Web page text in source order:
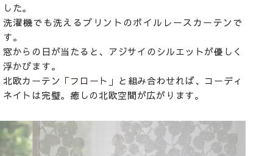
した。
洗濯機でも洗えるプリントのボイルレースカーテンで
す。
窓からの日が当たると、アジサイのシルエットが優しく
浮かびます。
北欧カーテン「フロート 」と組み合わせれば、コーディ
ネイトは完璧。癒しの北欧空間が広がります。